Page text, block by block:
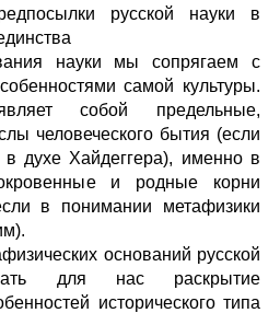
русской науки в
науки мы сопрягаем с
самой культуры.
собой предельные,
человеческого бытия (если
в духе Хайдеггера), именно в
и родные корни
в понимании метафизики
оснований русской
для нас раскрытие
исторического типа